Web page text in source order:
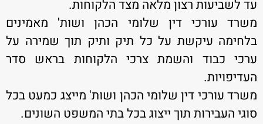
עד לשביעות רצון מלאה מצד הלקוחות.
משרד עורכי דין שלומי הכהן ושות' מאמינים
בלחימה עיקשת על כל תיק ותיק תוך שמירה על
ערכי כבוד והשמת צרכי הלקוחות בראש סדר
העדיפויות.
משרד עורכי דין שלומי הכהן ושות' מייצג כמעט בכל
סוגי העבירות תוך ייצוג בכל בתי המשפט השונים.